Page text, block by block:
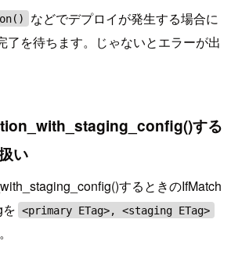
などでデプロイが発生する場合に
了を待ちます。じゃないとエラーが出
する
い
するときのIfMatch
<primary ETag>, <staging ETag>